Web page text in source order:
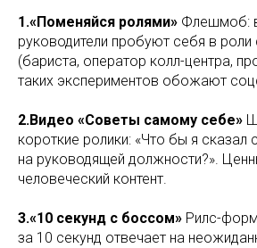
1.«Поменяйся ролями» Флешмоб:
руководители пробуют себя в роли
(бариста, оператор колл-центра,
таких экспериментов обожают
2.Видео «Советы самому себе»
короткие ролики: «Что бы я сказал
на руководящей должности?».
человеческий контент.
3.«10 секунд с боссом» Рилс-
за 10 секунд отвечает на